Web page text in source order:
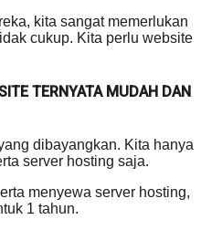
kita sangat memerlukan
cukup. Kita perlu website
TERNYATA MUDAH DAN
dibayangkan. Kita hanya
server hosting saja.
menyewa server hosting,
1 tahun.